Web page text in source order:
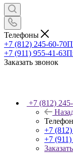
Телефоны
+7 (812) 245-60-70
+7 (911) 955-41-63
Заказать звонок
+7 (812)
+7
+7